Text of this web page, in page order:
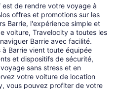
de rendre votre voyage à
offres et promotions sur les
Barrie, l'expérience simple et
voiture, Travelocity a toutes les
Barrie avec facilité.
Barrie vient toute équipée
et dispositifs de sécurité,
sans stress et en
votre voiture de location
vous pouvez profiter de votre